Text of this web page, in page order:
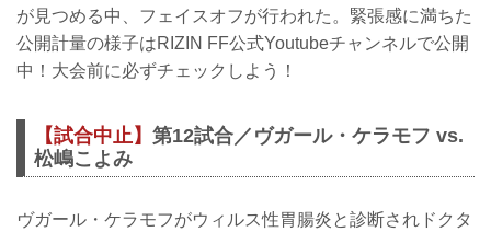
が見つめる中、フェイスオフが行われた。緊張感に満ちた
公開計量の様子はRIZIN FF公式Youtubeチャンネルで公開
中！大会前に必ずチェックしよう！
【試合中止】 第12試合／ヴガール・ケラモフ vs.
松嶋こよみ
ヴガール・ケラモフがウィルス性胃腸炎と診断されドクタ